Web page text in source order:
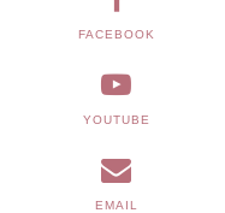
FACEBOOK
YOUTUBE
EMAIL